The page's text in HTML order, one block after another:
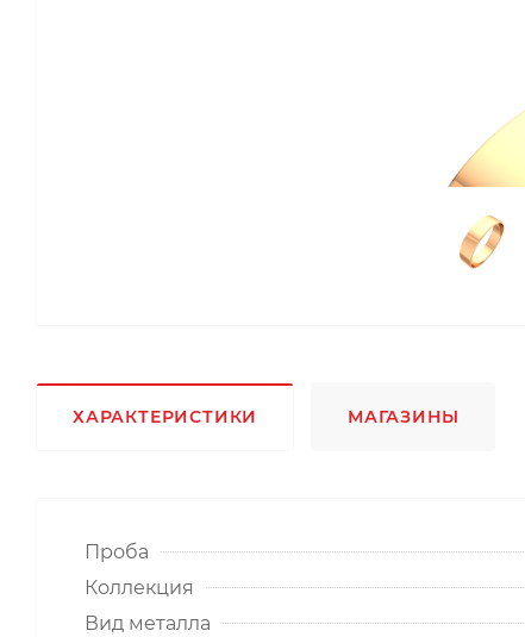
ХАРАКТЕРИСТИКИ МАГАЗИНЫ
Проба
Коллекция
Вид металла